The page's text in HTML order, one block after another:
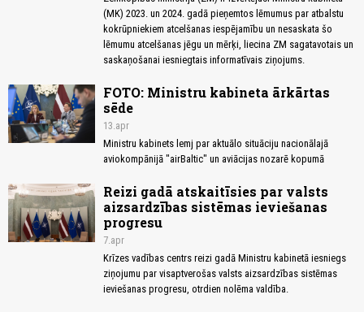
(MK) 2023. un 2024. gadā pieņemtos lēmumus par atbalstu
kokrūpniekiem atcelšanas iespējamību un nesaskata šo
lēmumu atcelšanas jēgu un mērķi, liecina ZM sagatavotais un
saskaņošanai iesniegtais informatīvais ziņojums.
FOTO: Ministru kabineta ārkārtas
sēde
13.apr
Ministru kabinets lemj par aktuālo situāciju nacionālajā
aviokompānijā "airBaltic" un aviācijas nozarē kopumā
Reizi gadā atskaitīsies par valsts
aizsardzības sistēmas ieviešanas
progresu
7.apr
Krīzes vadības centrs reizi gadā Ministru kabinetā iesniegs
ziņojumu par visaptverošas valsts aizsardzības sistēmas
ieviešanas progresu, otrdien nolēma valdība.